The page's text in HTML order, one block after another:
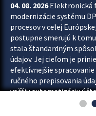
04. 08. 2026Elektronická
modernizácie systému
procesov v celej
postupne smerujú k
stala štandardným
údajov. Jej cieľom je
efektívnejšie
ručného prepisovania
väčšiu automatizáciu
fakturácia preto